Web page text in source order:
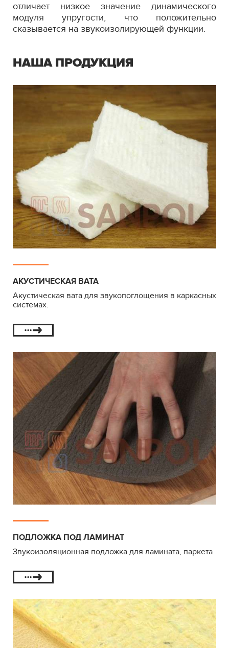
отличает низкое значение динамического
модуля упругости, что положительно
сказывается на звукоизолирующей функции.
НАША ПРОДУКЦИЯ
АКУСТИЧЕСКАЯ ВАТА
Акустическая вата для звукопоглощения в каркасных
системах.
ПОДЛОЖКА ПОД ЛАМИНАТ
Звукоизоляционная подложка для ламината, паркета